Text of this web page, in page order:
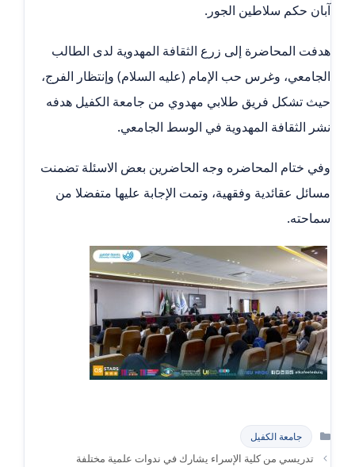
آبان حكم سلاطين الجور.
هدفت المحاضرة إلى زرع الثقافة المهدوية لدى الطالب
الجامعي، وغرس حب الإمام (عليه السلام) وإنتظار الفرج،
حيث تشكل فريق طلابي مهدوي من جامعة الكفيل هدفه
نشر الثقافة المهدوية في الوسط الجامعي.
وفي ختام المحاضره وجه الحاضرين بعض الاسئلة تضمنت
مسائل عقائدية وفقهية، وتمت الإجابة عليها متفضلا من
سماحته.
التصنيفات
جامعة الكفيل
تدريسي من كلية الإسراء يشارك في ندوات علمية مختلفة